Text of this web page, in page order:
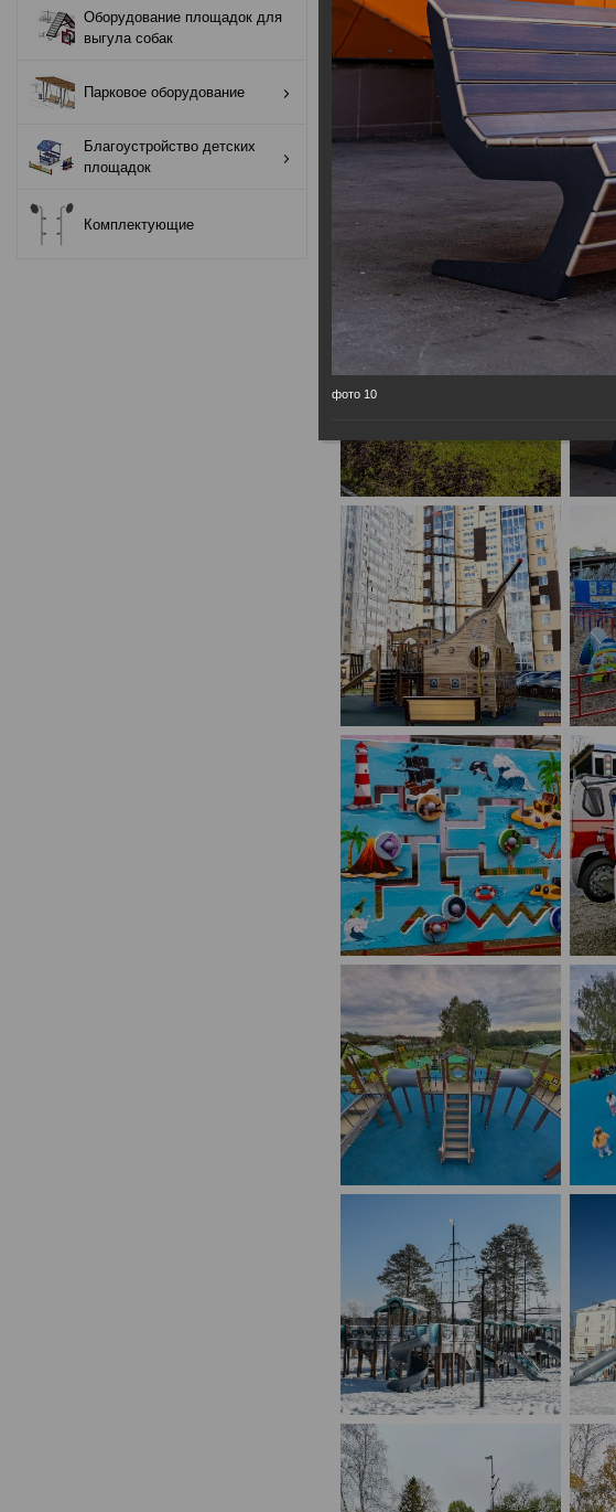
Оборудование
площадок для
выгула собак
оборудование
Благоустройство
детских площадок
Оборудование площадок для
выгула собак
Парковое оборудование
Благоустройство детских
площадок
Комплектующие
фото 10